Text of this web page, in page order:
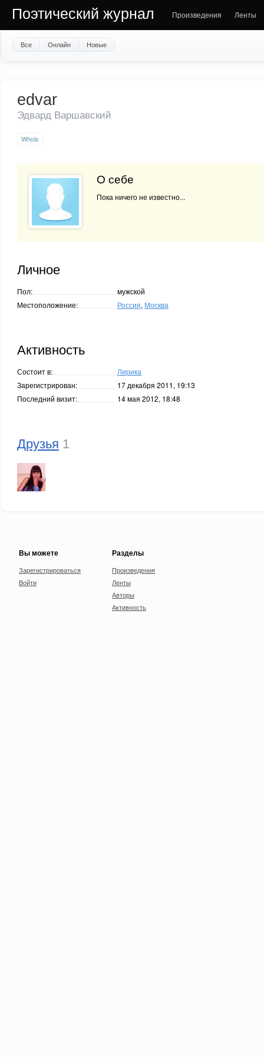
Поэтический журнал Произведения Ленты
Все Онлайн Новые
edvar
Эдвард Варшавский
Whois
О себе
Пока ничего не известно...
Личное
Пол:
мужской
Местоположение:
Россия, Москва
Активность
Состоит в:
Лирика
Зарегистрирован:
17 декабря 2011, 19:13
Последний визит:
14 мая 2012, 18:48
Друзья 1
Вы можете
Зарегистрироваться
Войти
Разделы
Произведения
Ленты
Авторы
Активность